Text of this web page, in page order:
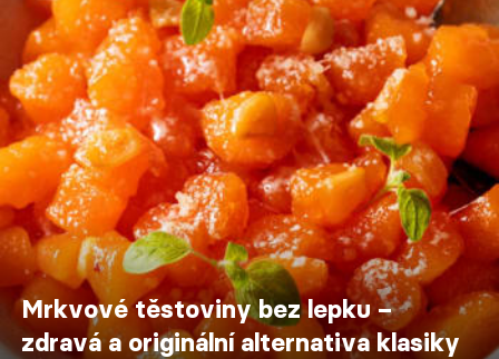
Mrkvové těstoviny bez lepku –
zdravá a originální alternativa klasiky